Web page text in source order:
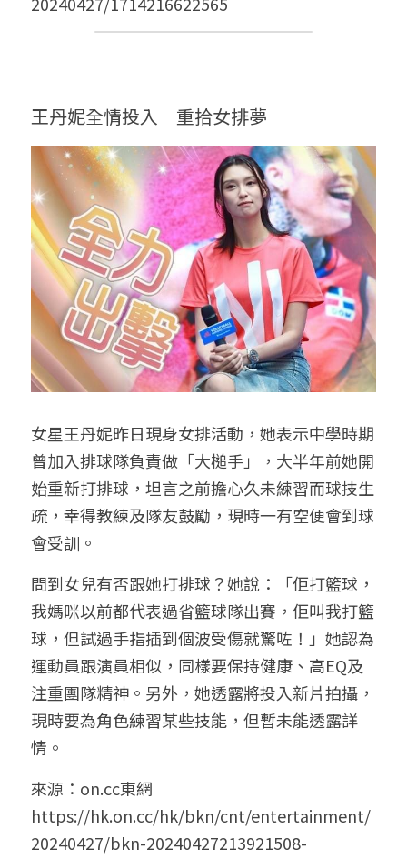
王丹妮全情投入　重拾女排夢
女星王丹妮昨日現身女排活動，她表示中學時期
曾加入排球隊負責做「大槌手」，大半年前她開
始重新打排球，坦言之前擔心久未練習而球技生
疏，幸得教練及隊友鼓勵，現時一有空便會到球
會受訓。
問到女兒有否跟她打排球？她說：「佢打籃球，
我媽咪以前都代表過省籃球隊出賽，佢叫我打籃
球，但試過手指插到個波受傷就驚咗！」她認為
運動員跟演員相似，同樣要保持健康、高EQ及
注重團隊精神。另外，她透露將投入新片拍攝，
現時要為角色練習某些技能，但暫未能透露詳
情。
來源：on.cc東網
https://hk.on.cc/hk/bkn/cnt/entertainment/
20240427/bkn-20240427213921508-